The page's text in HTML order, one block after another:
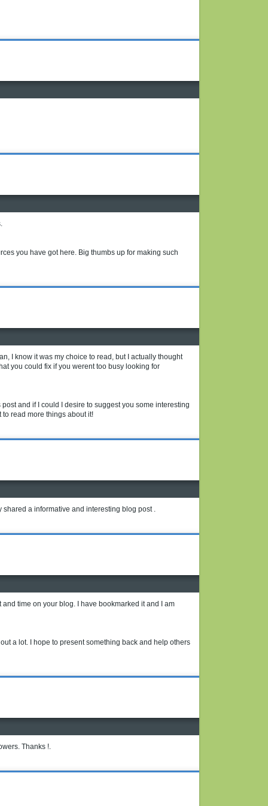
you have got here. Big thumbs up for making such
I know it was my choice to read, but I actually thought
you could fix if you werent too busy looking for
and if I could I desire to suggest you some interesting
read more things about it!
a informative and interesting blog post .
time on your blog. I have bookmarked it and I am
a lot. I hope to present something back and help others
Thanks !.